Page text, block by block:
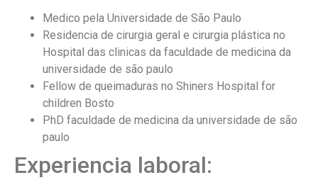
Medico pela Universidade de São Paulo
Residencia de cirurgia geral e cirurgia plástica no
Hospital das clinicas da faculdade de medicina da
universidade de são paulo
Fellow de queimaduras no Shiners Hospital for
children Bosto
PhD faculdade de medicina da universidade de são
paulo
Experiencia laboral: